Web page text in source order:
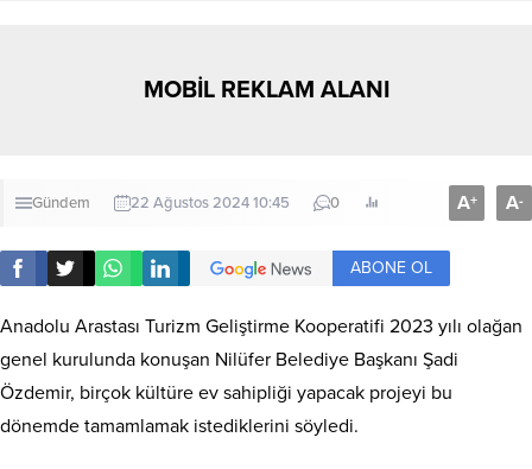
MOBİL REKLAM ALANI
Gündem 22 Ağustos 2024 10:45 0 A+ A-
ABONE OL
Anadolu Arastası Turizm Geliştirme Kooperatifi 2023 yılı olağan
genel kurulunda konuşan Nilüfer Belediye Başkanı Şadi
Özdemir, birçok kültüre ev sahipliği yapacak projeyi bu
dönemde tamamlamak istediklerini söyledi.